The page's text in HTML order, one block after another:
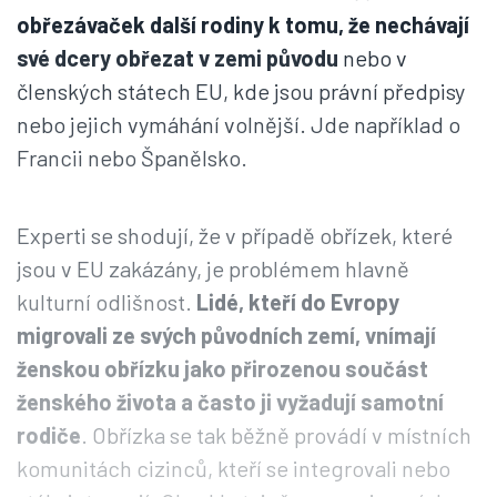
obřezávaček další rodiny k tomu, že nechávají
své dcery obřezat v zemi původu nebo v
členských státech EU, kde jsou právní předpisy
nebo jejich vymáhání volnější. Jde například o
Francii nebo Španělsko.
Experti se shodují, že v případě obřízek, které
jsou v EU zakázány, je problémem hlavně
kulturní odlišnost. Lidé, kteří do Evropy
migrovali ze svých původních zemí, vnímají
ženskou obřízku jako přirozenou součást
ženského života a často ji vyžadují samotní
rodiče. Obřízka se tak běžně provádí v místních
komunitách cizinců, kteří se integrovali nebo